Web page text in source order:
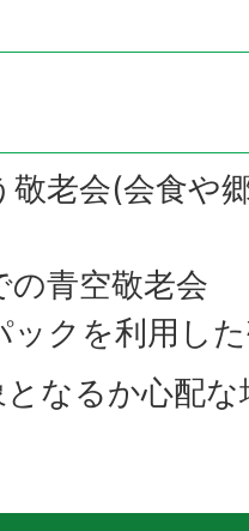
敬老会(会食や
の青空敬老会
ックを利用し
となるか心配